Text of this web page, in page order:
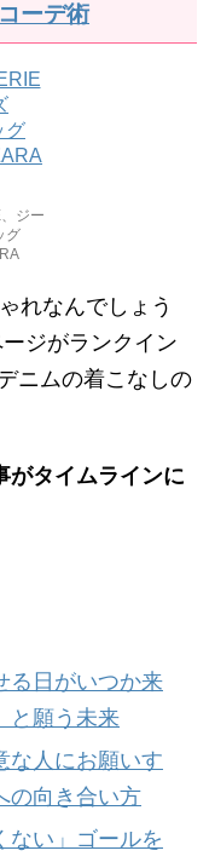
ーデ術
ジー
グ
れなんでしょう
ジがランクイン
ニムの着こなしの
がタイムラインに
る日がいつか来
と願う未来
な人にお願いす
の向き合い方
ない」ゴールを